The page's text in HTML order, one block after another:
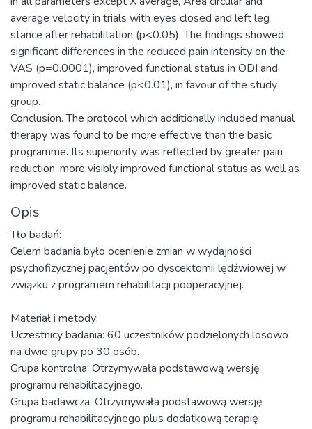
average velocity in trials with eyes closed and left leg
stance after rehabilitation (p<0.05). The findings showed
significant differences in the reduced pain intensity on the
VAS (p=0.0001), improved functional status in ODI and
improved static balance (p<0.01), in favour of the study
group.
Conclusion. The protocol which additionally included manual
therapy was found to be more effective than the basic
programme. Its superiority was reflected by greater pain
reduction, more visibly improved functional status as well as
improved static balance.
Opis
Tło badań:
Celem badania było ocenienie zmian w wydajności
psychofizycznej pacjentów po dyscektomii lędźwiowej w
związku z programem rehabilitacji pooperacyjnej.
Materiał i metody:
Uczestnicy badania: 60 uczestników podzielonych losowo
na dwie grupy po 30 osób.
Grupa kontrolna: Otrzymywała podstawową wersję
programu rehabilitacyjnego.
Grupa badawcza: Otrzymywała podstawową wersję
programu rehabilitacyjnego plus dodatkową terapię